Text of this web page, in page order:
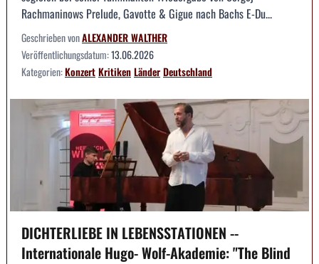
Rachmaninows Prelude, Gavotte & Gigue nach Bachs E-Du...
Geschrieben vonALEXANDER WALTHER
Veröffentlichungsdatum:13.06.2026
Kategorien:KonzertKritikenLänderDeutschland
DICHTERLIEBE IN LEBENSSTATIONEN --
Internationale Hugo- Wolf-Akademie: "The Blind